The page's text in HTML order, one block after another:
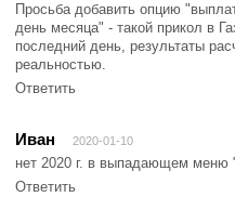
Просьба добавить опцию
день месяца" - такой прикол в
последний день, результаты
реальностью.
Ответить
Иван 2020-01-10
нет 2020 г. в выпадающем меню
Ответить